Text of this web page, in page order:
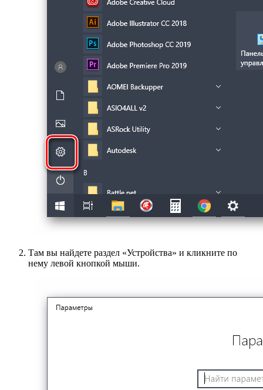
Там вы найдете раздел «Устройства» и кликните по
нему левой кнопкой мыши.